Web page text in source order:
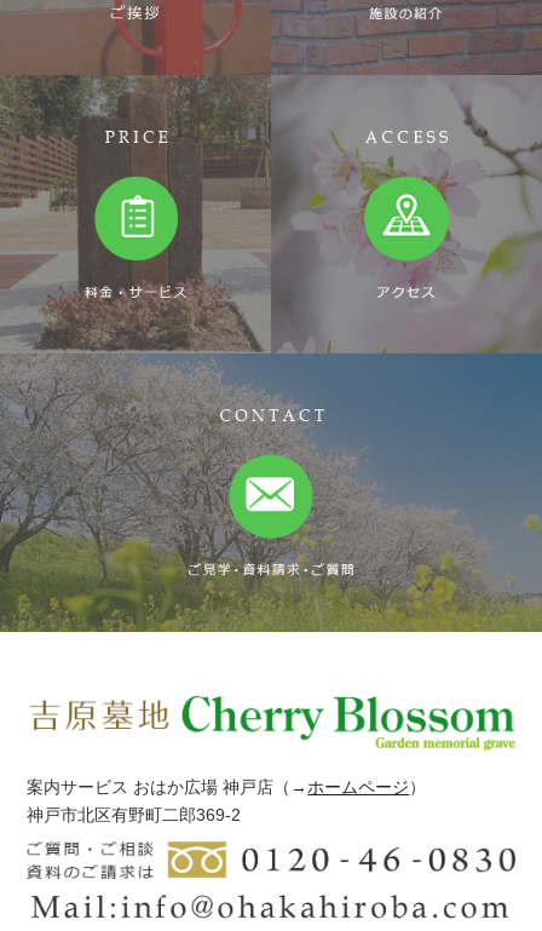
案内サービス おはか広場 神戸店 （→ ホームページ）
神戸市北区有野町二郎369-2